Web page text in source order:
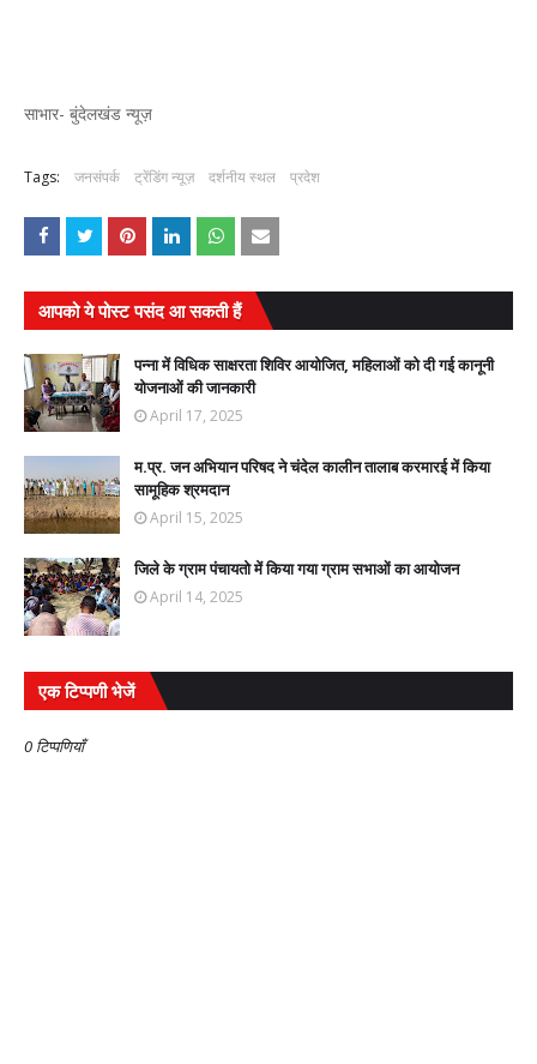
साभार- बुंदेलखंड न्यूज़
Tags: जनसंपर्क ट्रेंडिंग न्यूज़ दर्शनीय स्थल प्रदेश
आपको ये पोस्ट पसंद आ सकती हैं
पन्ना में विधिक साक्षरता शिविर आयोजित, महिलाओं को दी गई कानूनी
योजनाओं की जानकारी
April 17, 2025
म.प्र. जन अभियान परिषद ने चंदेल कालीन तालाब करमारई में किया
सामूहिक श्रमदान
April 15, 2025
जिले के ग्राम पंचायतो में किया गया ग्राम सभाओं का आयोजन
April 14, 2025
एक टिप्पणी भेजें
0 टिप्पणियाँ